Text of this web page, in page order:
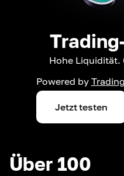
Hohe Liquidität.
Powered by
Jetzt testen
Über 100